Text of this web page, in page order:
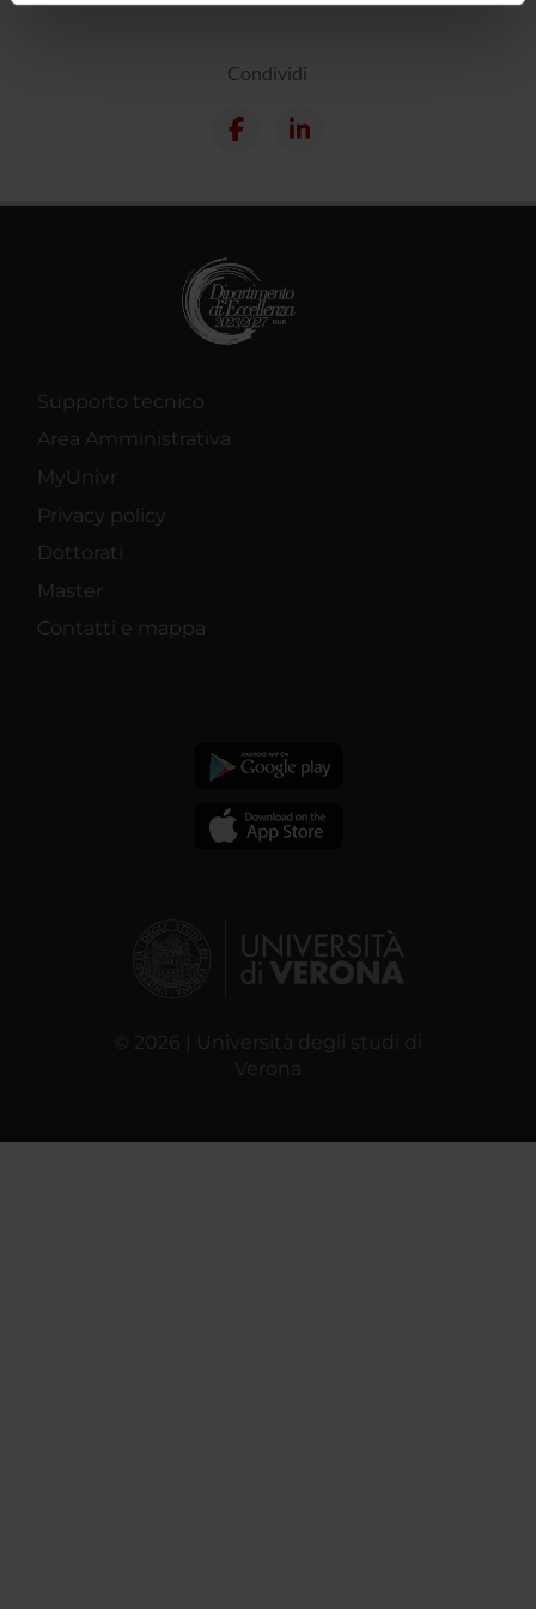
pubblicità e social media, i quali potrebbero combinarle
raccolto dal tuo utilizzo dei loro servizi.
Condividi
Supporto tecnico
Area Amministrativa
MyUnivr
Privacy policy
Dottorati
Master
Contatti e mappa
© 2026 | Università degli studi di
Verona